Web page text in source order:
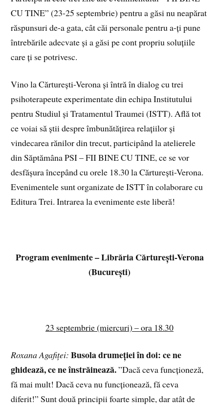
CU TINE” (23-25 septembrie) pentru a găsi nu neapărat
răspunsuri de-a gata, cât căi personale pentru a-ți pune
întrebările adecvate și a găsi pe cont propriu soluțiile
care ți se potrivesc.
Vino la Cărturești-Verona și întră în dialog cu trei
psihoterapeute experimentate din echipa Institutului
pentru Studiul și Tratamentul Traumei (ISTT). Află tot
ce voiai să știi despre îmbunătățirea relațiilor și
vindecarea rănilor din trecut, participând la atelierele
din Săptămâna PSI – FII BINE CU TINE, ce se vor
desfășura începând cu orele 18.30 la Cărturești-Verona.
Evenimentele sunt organizate de ISTT în colaborare cu
Editura Trei. Intrarea la evenimente este liberă!
Program evenimente – Librăria Cărturești-Verona
(București)
23 septembrie (miercuri) – ora 18.30
Roxana Agafiței: Busola drumeției în doi: ce ne
ghidează, ce ne înstrăinează.”Dacă ceva funcționeză,
fă mai mult! Dacă ceva nu funcționează, fă ceva
diferit!” Sunt două principii foarte simple, dar atât de